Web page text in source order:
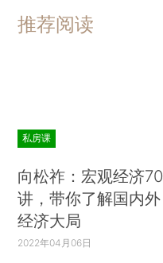
推荐阅读
私房课
向松祚：宏观经济70
讲，带你了解国内外
经济大局
2022年04月06日